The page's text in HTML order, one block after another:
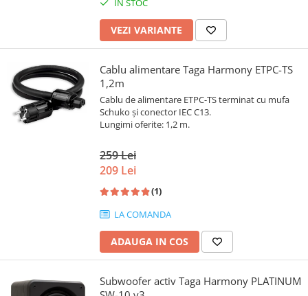
IN STOC
VEZI VARIANTE
Cablu alimentare Taga Harmony ETPC-TS
1,2m
Cablu de alimentare ETPC-TS terminat cu mufa
Schuko și conector IEC C13.
Lungimi oferite: 1,2 m.
259 Lei
209 Lei
(1)
LA COMANDA
ADAUGA IN COS
Subwoofer activ Taga Harmony PLATINUM